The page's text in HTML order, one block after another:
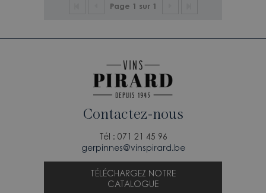
Page 1 sur 1
Contactez-nous
Tél : 071 21 45 96
gerpinnes@vinspirard.be
TÉLÉCHARGEZ NOTRE
CATALOGUE